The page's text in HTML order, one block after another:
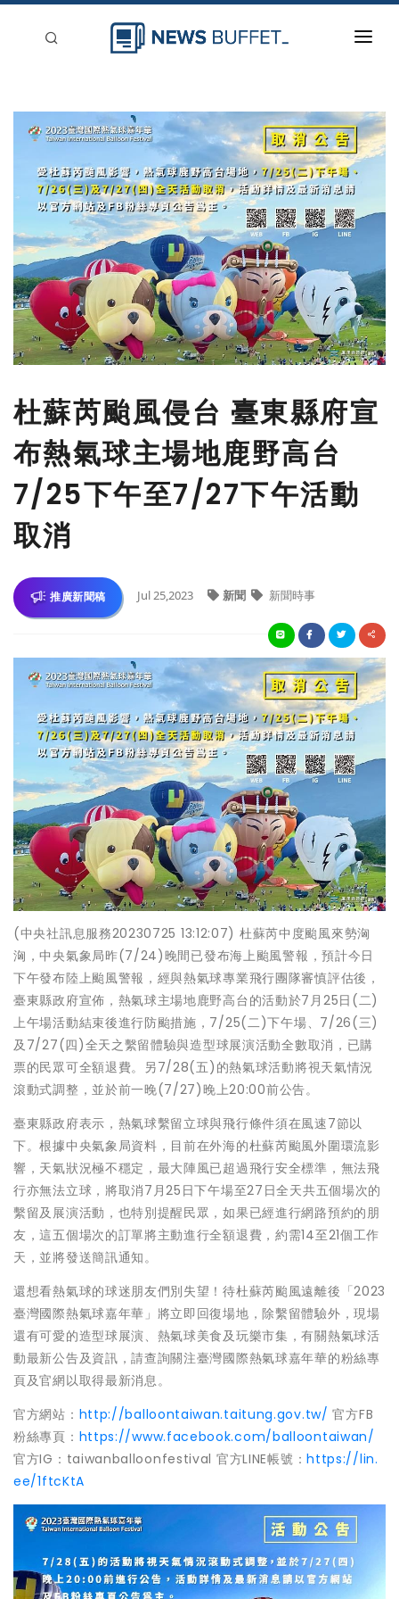
新聞稿分類
刊登
杜蘇芮颱風侵台 臺東縣府宣
布熱氣球主場地鹿野高台
7/25下午至7/27下午活動
取消
推廣新聞稿 Jul 25,2023 新聞 新聞時事
(中央社訊息服務20230725 13:12:07) 杜蘇芮中度颱風來勢洶
洶，中央氣象局昨(7/24)晚間已發布海上颱風警報，預計今日
下午發布陸上颱風警報，經與熱氣球專業飛行團隊審慎評估後，
臺東縣政府宣佈，熱氣球主場地鹿野高台的活動於7月25日(二)
上午場活動結束後進行防颱措施，7/25(二)下午場、7/26(三)
及7/27(四)全天之繫留體驗與造型球展演活動全數取消，已購
票的民眾可全額退費。另7/28(五)的熱氣球活動將視天氣情況
滾動式調整，並於前一晚(7/27)晚上20:00前公告。
臺東縣政府表示，熱氣球繫留立球與飛行條件須在風速7節以
下。根據中央氣象局資料，目前在外海的杜蘇芮颱風外圍環流影
響，天氣狀況極不穩定，最大陣風已超過飛行安全標準，無法飛
行亦無法立球，將取消7月25日下午場至27日全天共五個場次的
繫留及展演活動，也特別提醒民眾，如果已經進行網路預約的朋
友，這五個場次的訂單將主動進行全額退費，約需14至21個工作
天，並將發送簡訊通知。
還想看熱氣球的球迷朋友們別失望！待杜蘇芮颱風遠離後「2023
臺灣國際熱氣球嘉年華」將立即回復場地，除繫留體驗外，現場
還有可愛的造型球展演、熱氣球美食及玩樂市集，有關熱氣球活
動最新公告及資訊，請查詢關注臺灣國際熱氣球嘉年華的粉絲專
頁及官網以取得最新消息。
官方網站： http://balloontaiwan.taitung.gov.tw/ 官方FB
粉絲專頁： https://www.facebook.com/balloontaiwan/
官方IG：taiwanballoonfestival 官方LINE帳號：https://lin.
ee/1ftcKtA